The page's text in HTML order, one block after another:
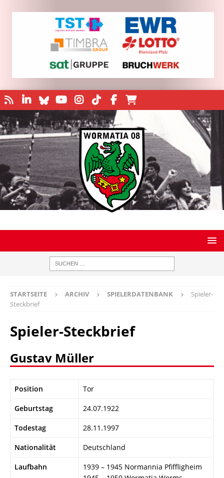
STARTSEITE ARCHIV SPIELERDATENBANK
Spieler-
Steckbrief
Spieler-Steckbrief
Gustav Müller
Position Tor
Geburtstag 24.07.1922
Todestag 28.11.1997
Nationalität Deutschland
Laufbahn
1939 – 1945 Normannia Pfiffligheim